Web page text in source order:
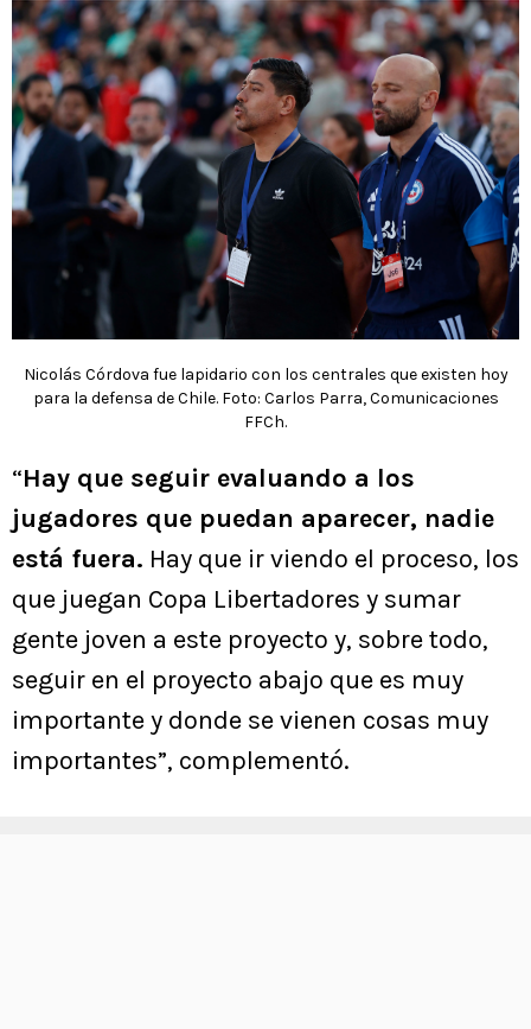
Nicolás Córdova fue lapidario con los centrales que existen hoy
para la defensa de Chile. Foto: Carlos Parra, Comunicaciones
FFCh.
“Hay que seguir evaluando a los
jugadores que puedan aparecer, nadie
está fuera. Hay que ir viendo el proceso, los
que juegan Copa Libertadores y sumar
gente joven a este proyecto y, sobre todo,
seguir en el proyecto abajo que es muy
importante y donde se vienen cosas muy
importantes”, complementó.